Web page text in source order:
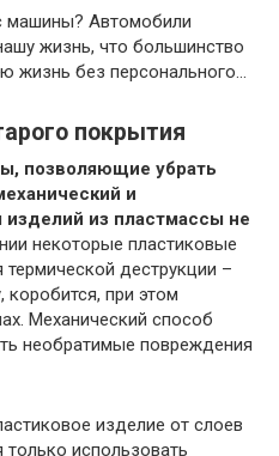
машины? Автомобили
жизнь, что большинство
жизнь без персонального…
покрытия
позволяющие убрать
и
из пластмассы не
некоторые пластиковые
термической деструкции –
при этом
Механический способ
необратимые повреждения
изделие от слоев
только использовать